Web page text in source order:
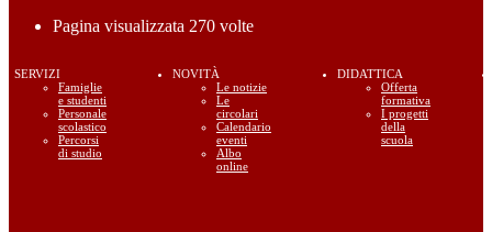
Pagina visualizzata 270 volte
SERVIZI
Famiglie
e studenti
Personale
scolastico
Percorsi
di studio
NOVITÀ
Le notizie
Le
circolari
Calendario
eventi
Albo
online
DIDATTICA
Offerta
formativa
I progetti
della
scuola